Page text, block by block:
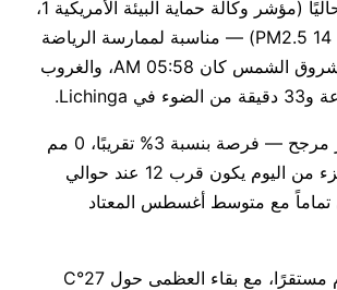
جودة الهواء جيدة حاليًا (مؤشر وكالة حماية البيئة الأمريكية 1،
الجسيمات الدقيقة PM2.5 14) — مناسبة لممارسة الرياضة
في الهواء الطلق. شروق الشمس كان 05:58 AM، والغروب
هطول الأمطار غير مرجح — فرصة بنسبة 3% تقريبًا، 0 مم
كحد أقصى. أدفأ جزء من اليوم يكون قرب 12 عند حوالي
تماماً مع متوسط أغسطس المعتاد
يبدو الأسبوع القادم مستقرًا، مع بقاء العظمى حول 27°C